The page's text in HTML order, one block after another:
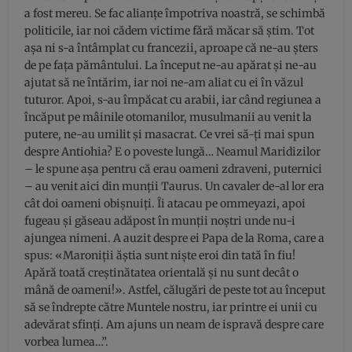
a fost mereu. Se fac alianțe împotriva noastră, se schimbă
politicile, iar noi cădem victime fără măcar să știm. Tot
așa ni s-a întâmplat cu francezii, aproape că ne-au șters
de pe fața pământului. La început ne-au apărat și ne-au
ajutat să ne întărim, iar noi ne-am aliat cu ei în văzul
tuturor. Apoi, s-au împăcat cu arabii, iar când regiunea a
încăput pe mâinile otomanilor, musulmanii au venit la
putere, ne-au umilit și masacrat. Ce vrei să-ți mai spun
despre Antiohia? E o poveste lungă… Neamul Maridizilor
– le spune așa pentru că erau oameni zdraveni, puternici
– au venit aici din munții Taurus. Un cavaler de-al lor era
cât doi oameni obișnuiți. Îi atacau pe ommeyazi, apoi
fugeau și găseau adăpost în munții noștri unde nu-i
ajungea nimeni. A auzit despre ei Papa de la Roma, care a
spus: «Maroniții ăștia sunt niște eroi din tată în fiu!
Apără toată creștinătatea orientală și nu sunt decât o
mână de oameni!». Astfel, călugări de peste tot au început
să se îndrepte către Muntele nostru, iar printre ei unii cu
adevărat sfinți. Am ajuns un neam de ispravă despre care
vorbea lumea…”.